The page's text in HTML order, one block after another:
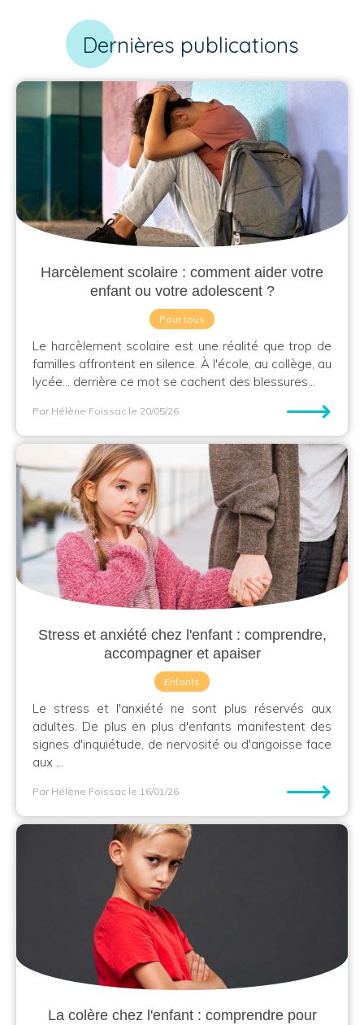
Dernières publications
Harcèlement scolaire : comment aider votre
enfant ou votre adolescent ?
Pour tous
Le harcèlement scolaire est une réalité que trop de
familles affrontent en silence. À l'école, au collège, au
lycée… derrière ce mot se cachent des blessures...
Par Hélène Foissac le 20/05/26 ⟶
Stress et anxiété chez l'enfant : comprendre,
accompagner et apaiser
Enfants
Le stress et l'anxiété ne sont plus réservés aux
adultes. De plus en plus d'enfants manifestent des
signes d'inquiétude, de nervosité ou d'angoisse face
aux ...
Par Hélène Foissac le 16/01/26 ⟶
La colère chez l'enfant : comprendre pour